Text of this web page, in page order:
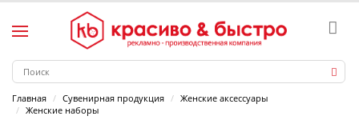
Главная Сувенирная продукция
Женские аксессуары
Женские наборы